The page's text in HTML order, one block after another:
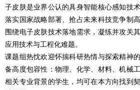
子皮肤是业界公认的具身智能核心感知技
落实国家战略部署、抢占未来科技竞争制
围绕电子皮肤技术落地需求，凝练并攻关
应用技术与工程化难题。
课题组热忱欢迎怀揣科研热情与探索精神
备高度包容性：物理、化学、材料、机械
相关专业背景的学生，均可在本方向找到